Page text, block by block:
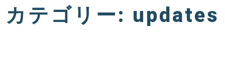
カテゴリー: updates